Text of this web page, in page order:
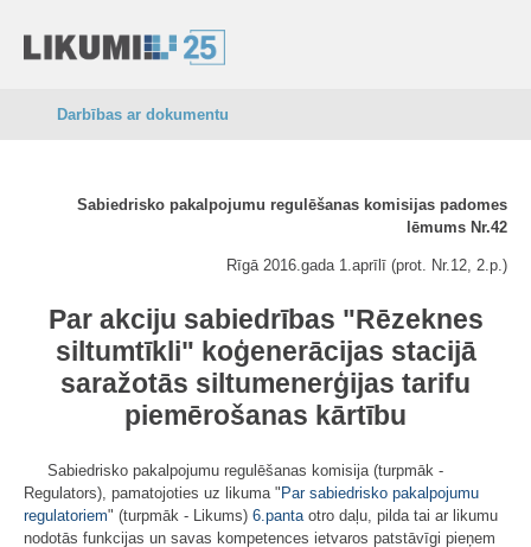
Darbības ar dokumentu
Sabiedrisko pakalpojumu regulēšanas komisijas padomes
lēmums Nr.42
Rīgā 2016.gada 1.aprīlī (prot. Nr.12, 2.p.)
Par akciju sabiedrības "Rēzeknes
siltumtīkli" koģenerācijas stacijā
saražotās siltumenerģijas tarifu
piemērošanas kārtību
Sabiedrisko pakalpojumu regulēšanas komisija (turpmāk -
Regulators), pamatojoties uz likuma " Par sabiedrisko pakalpojumu
regulatoriem" (turpmāk - Likums) 6.pantaotro daļu, pilda tai ar likumu
nodotās funkcijas un savas kompetences ietvaros patstāvīgi pieņem